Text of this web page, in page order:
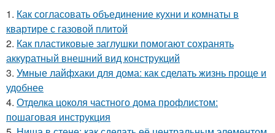
1. Как согласовать объединение кухни и комнаты в
квартире с газовой плитой
2. Как пластиковые заглушки помогают сохранять
аккуратный внешний вид конструкций
3. Умные лайфхаки для дома: как сделать жизнь проще и
удобнее
4. Отделка цоколя частного дома профлистом:
пошаговая инструкция